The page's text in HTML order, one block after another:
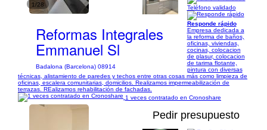
1/28
Reformas Integrales
Emmanuel Sl
Badalona (Barcelona) 08914
Teléfono validado
Responde rápido
Empresa dedicada a
la reforma de baños,
oficinas, viviendas,
cocinas, colocacion
de plasur, colocacion
de tarima flotante,
pintura con diversas
técnicas, alistamiento de paredes y techos entre otras cosas más como limpieza de
oficinas, escalera comunitarias, domicilios. Realizamos impermeabilización de
terrazas. REalizamos rehabilitación de fachadas.
1 veces contratado en Cronoshare
Pedir presupuesto